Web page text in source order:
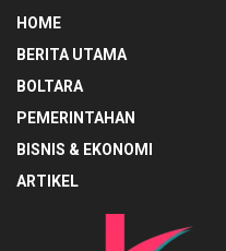
HOME
BERITA UTAMA
BOLTARA
PEMERINTAHAN
BISNIS & EKONOMI
ARTIKEL